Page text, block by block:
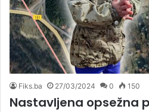
Fiks.ba 27/03/2024 0 150
Nastavljena opsežna